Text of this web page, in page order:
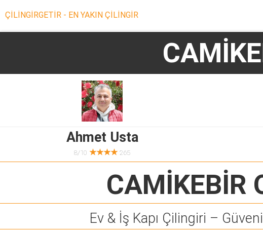
ÇİLİNGİRGETİR - EN YAKIN ÇİLİNGİR
Ahmet Usta
8/10 ★★★★265
CAMİKEBİR
Ev & İş Kapı Çilingiri –